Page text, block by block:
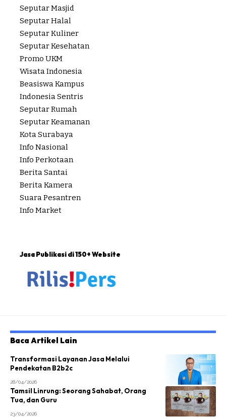
Seputar Masjid
Seputar Halal
Seputar Kuliner
Seputar Kesehatan
Promo UKM
Wisata Indonesia
Beasiswa Kampus
Indonesia Sentris
Seputar Rumah
Seputar Keamanan
Kota Surabaya
Info Nasional
Info Perkotaan
Berita Santai
Berita Kamera
Suara Pesantren
Info Market
Jasa Publikasi di 150+ Website
Baca Artikel Lain
Transformasi Layanan Jasa Melalui
Pendekatan B2b2c
28/04/2026
Tamsil Linrung: Seorang Sahabat, Orang
Tua, dan Guru
23/04/2026